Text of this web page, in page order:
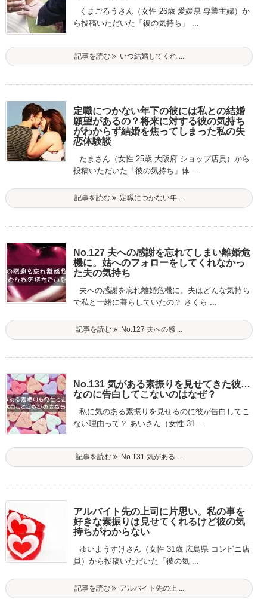
くまごろうさん（女性 26歳 愛媛県 専業主婦）か
ら投稿いただいた「彼の気持ち」 ...
記事を読む いつ結婚してくれ ...
定職につかない年下の彼には私との結婚
願望があるの？将来に対する彼の気持ち
がわからず結婚を焦ってしまった私の失
恋体験談
たまさん（女性 25歳 大阪府 ショップ店員）から
投稿いただいた「彼の気持ち」体 ...
記事を読む 定職につかない年 ...
No.127 夫への感謝を忘れてしまい離婚危
機に。姑へのフォローをしてくれなかっ
た夫の気持ち
夫への感謝を忘れ離婚危機に。夫はどんな気持ち
で私と一緒に暮らしていたの？ さくら ...
記事を読む No.127 夫への感 ...
No.131 気がある素振りを見せてきた彼…
なのに告白してこないのはなぜ？
私に気のある素振りを見せるのに彼が告白してこ
ない理由って？ あいさん（女性 31 ...
記事を読む No.131 気がある ...
アルバイト先の上司に片思い。私の事を
好きな素振りは見せてくれるけど彼の気
持ちがわからない
ゆいようすけさん（女性 31歳 広島県 コンビニ店
員）から投稿いただいた「彼の気 ...
記事を読む アルバイト先の上 ...